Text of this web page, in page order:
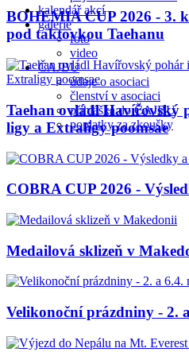
kalendář akcí
galerie
foto
video
ČAJBU
údaje o asociaci
členství v asociaci
přihláška do ČAJBU
poplatky za zkoušky
BOHEMIA CUP 2026 - 3.
pod taktovkou Taehanu
Taehan ovládl Havířovský
ligy a Extraligy poomsae
COBRA CUP 2026 -
Medailová sklizeň v
Velikonoční prázdniny - 2.